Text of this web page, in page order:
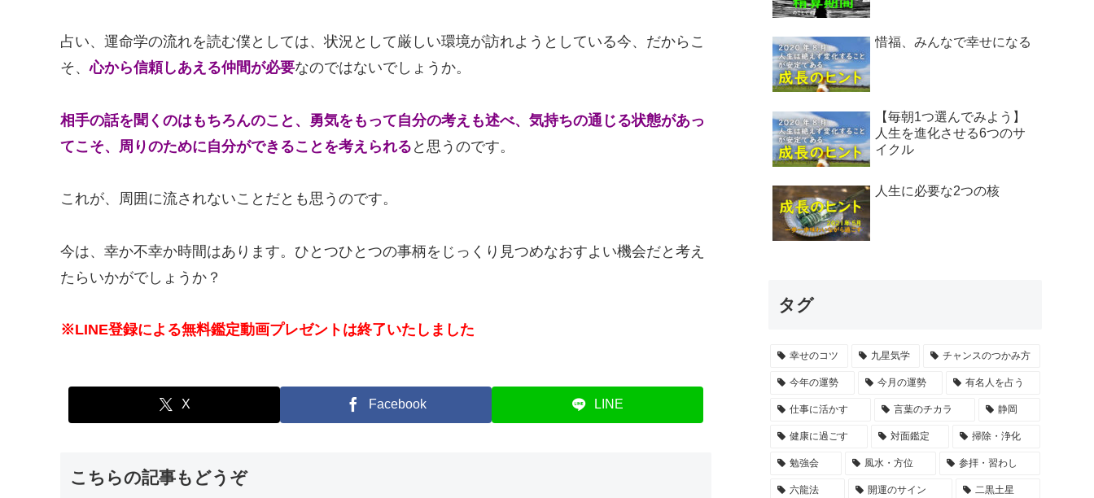
占い、運命学の流れを読む僕としては、状況として厳しい環境が訪れようとしている今、だからこ
そ、心から信頼しあえる仲間が必要なのではないでしょうか。
相手の話を聞くのはもちろんのこと、 勇気をもって自分の考えも述べ、 気持ちの通じる状態があっ
てこそ、 周りのために自分ができることを考えられる と思うのです。
これが、周囲に流されないことだとも思うのです。
今は、幸か不幸か時間はあります。ひとつひとつの事柄をじっくり見つめなおすよい機会だと考え
たらいかがでしょうか？
※LINE登録による無料鑑定動画プレゼントは終了いたしました
X Facebook LINE
こちらの記事もどうぞ
惜福、みんなで幸せになる
【毎朝1つ選んでみよう】
人生を進化させる6つのサ
イクル
人生に必要な2つの核
タグ
幸せのコツ 九星気学 チャンスのつかみ方
今年の運勢 今月の運勢 有名人を占う
仕事に活かす 言葉のチカラ 静岡
健康に過ごす 対面鑑定 掃除・浄化
勉強会 風水・方位 参拝・習わし
六龍法 開運のサイン 二黒土星